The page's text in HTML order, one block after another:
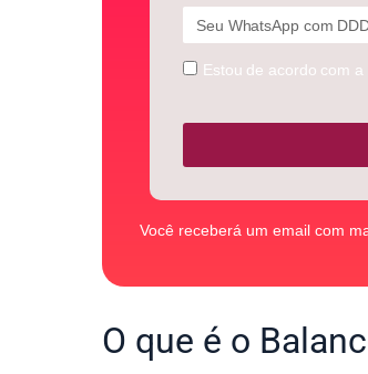
Estou de acordo com a
Você receberá um email com
O que é o